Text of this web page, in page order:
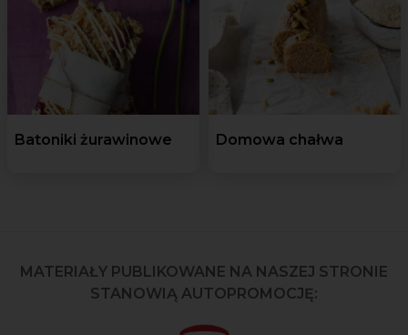
Batoniki żurawinowe Domowa chałwa
MATERIAŁY PUBLIKOWANE NA NASZEJ STRONIE
STANOWIĄ AUTOPROMOCJĘ: